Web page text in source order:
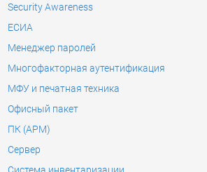
Security Awareness
ЕСИА
Менеджер паролей
Многофакторная аутентификация
МФУ и печатная техника
Офисный пакет
ПК (АРМ)
Сервер
Система инвентаризации